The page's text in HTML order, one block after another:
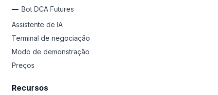
Bot DCA Futures
Assistente de IA
Terminal de negociação
Modo de demonstração
Preços
Recursos